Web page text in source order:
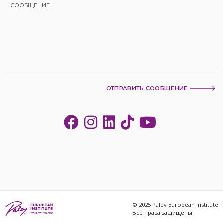
ОТПРАВИТЬ СООБЩЕНИЕ
© 2025 Paley European Institute
Все права защищены.